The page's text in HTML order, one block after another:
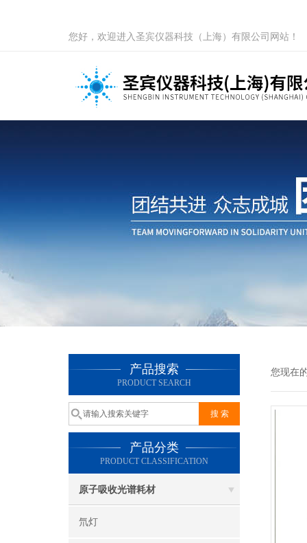
您好，欢迎进入圣宾仪器科技（上海）有限公司网站！
产品搜索
PRODUCT SEARCH
产品分类
PRODUCT CLASSIFICATION
原子吸收光谱耗材
氘灯
您现在